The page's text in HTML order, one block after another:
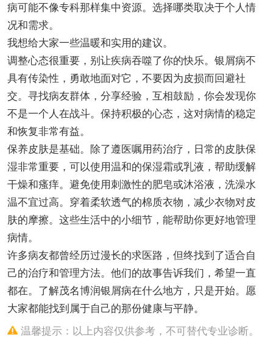
病可能不像专科那样集中资源。选择哪类取决于个人情
况和需求。
我想给大家一些温暖和实用的建议。
调整心态很重要，别让疾病吞噬了你的快乐。银屑病不
具有传染性，勇敢地面对它，不要因为皮损而回避社
交。寻找病友群体，分享经验，互相鼓励，你会发现你
不是一个人在战斗。保持积极的心态，这对病情的稳定
和恢复非常有益。
保养皮肤是基础。除了遵医嘱用药治疗，日常的皮肤保
湿非常重要，可以使用温和的保湿霜或乳液，帮助缓解
干燥和瘙痒。避免使用刺激性的肥皂或沐浴液，洗澡水
温不宜过高。穿着柔软透气的棉质衣物，减少衣物对皮
肤的摩擦。这些生活中的小细节，能帮助你更好地管理
病情。
许多病友都曾经历过漫长的求医路，但终找到了适合自
己的治疗和管理方法。他们的故事告诉我们，希望一直
都在。了解茂名博润银屑病在什么地方，只是开始。愿
大家都能找到属于自己的那份健康与平静。
温馨提示：以上内容仅供参考，不可替代专业诊断。